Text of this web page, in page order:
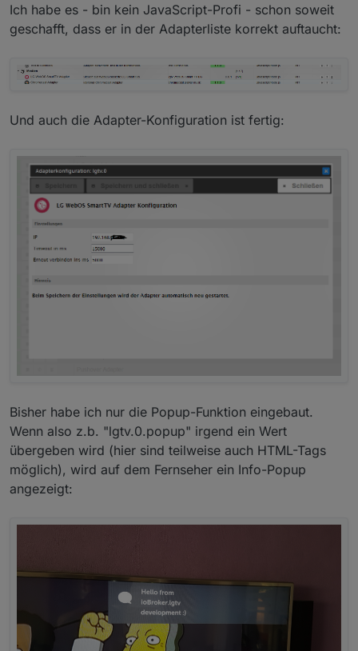
Ich habe es - bin kein JavaScript-Profi - schon soweit
geschafft, dass er in der Adapterliste korrekt auftaucht:
Und auch die Adapter-Konfiguration ist fertig:
Bisher habe ich nur die Popup-Funktion eingebaut.
Wenn also z.b. "lgtv.0.popup" irgend ein Wert
übergeben wird (hier sind teilweise auch HTML-Tags
möglich), wird auf dem Fernseher ein Info-Popup
angezeigt: